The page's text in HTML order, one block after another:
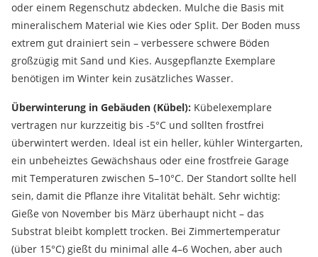
oder einem Regenschutz abdecken. Mulche die Basis mit
mineralischem Material wie Kies oder Split. Der Boden muss
extrem gut drainiert sein – verbessere schwere Böden
großzügig mit Sand und Kies. Ausgepflanzte Exemplare
benötigen im Winter kein zusätzliches Wasser.
Überwinterung in Gebäuden (Kübel): Kübelexemplare
vertragen nur kurzzeitig bis -5°C und sollten frostfrei
überwintert werden. Ideal ist ein heller, kühler Wintergarten,
ein unbeheiztes Gewächshaus oder eine frostfreie Garage
mit Temperaturen zwischen 5–10°C. Der Standort sollte hell
sein, damit die Pflanze ihre Vitalität behält. Sehr wichtig:
Gieße von November bis März überhaupt nicht – das
Substrat bleibt komplett trocken. Bei Zimmertemperatur
(über 15°C) gießt du minimal alle 4–6 Wochen, aber auch